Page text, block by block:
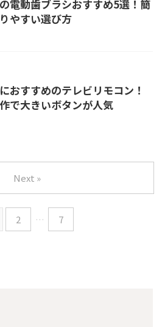
電動歯ブラシおすすめ5選！簡
やすい選び方
おすすめのテレビリモコン！
で大きいボタンが人気
2 … 7
Next »